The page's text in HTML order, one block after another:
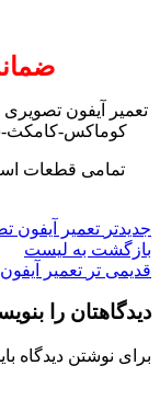
تعمیر آیفون
کوماکس-کامکث-
تمامی قطعات
جدیدتر تعمیر آیفون
بازگشت به لیست
قدیمی تر تعمیر
دیدگاهتان را
برای نوشتن دیدگاه